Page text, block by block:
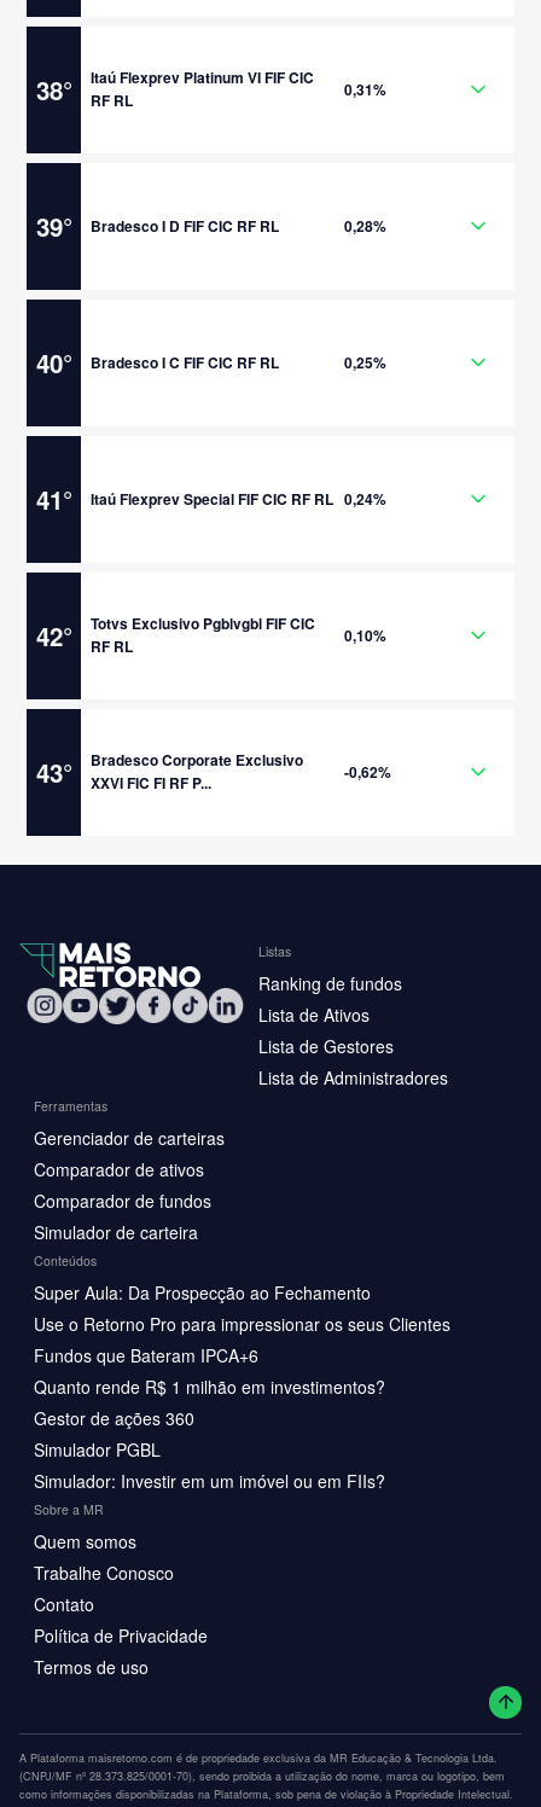
38°
Itaú Flexprev Platinum VI FIF CIC
RF RL
0,31%
39° Bradesco I D FIF CIC RF RL 0,28%
40° Bradesco I C FIF CIC RF RL 0,25%
41° Itaú Flexprev Special FIF CIC RF RL 0,24%
42°
Totvs Exclusivo Pgblvgbl FIF CIC
RF RL
0,10%
43°
Bradesco Corporate Exclusivo
XXVI FIC FI RF P...
-0,62%
Listas
Ranking de fundos
Lista de Ativos
Lista de Gestores
Lista de Administradores
Ferramentas
Gerenciador de carteiras
Comparador de ativos
Comparador de fundos
Simulador de carteira
Conteúdos
Super Aula: Da Prospecção ao Fechamento
Use o Retorno Pro para impressionar os seus Clientes
Fundos que Bateram IPCA+6
Quanto rende R$ 1 milhão em investimentos?
Gestor de ações 360
Simulador PGBL
Simulador: Investir em um imóvel ou em FIIs?
Sobre a MR
Quem somos
Trabalhe Conosco
Contato
Política de Privacidade
Termos de uso
A Plataforma maisretorno.com é de propriedade exclusiva da MR Educação & Tecnologia Ltda.
(CNPJ/MF nº 28.373.825/0001-70), sendo proibida a utilização do nome, marca ou logotipo, bem
como informações disponibilizadas na Plataforma, sob pena de violação à Propriedade Intelectual.